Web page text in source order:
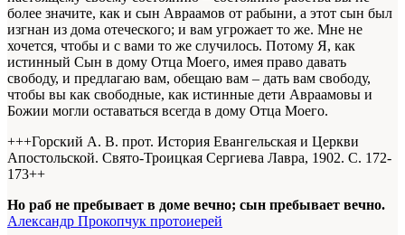
более значите, как и сын Авраамов от рабыни, а этот сын был
изгнан из дома отеческого; и вам угрожает то же. Мне не
хочется, чтобы и с вами то же случилось. Потому Я, как
истинный Сын в дому Отца Моего, имея право давать
свободу, и предлагаю вам, обещаю вам – дать вам свободу,
чтобы вы как свободные, как истинные дети Авраамовы и
Божии могли оставаться всегда в дому Отца Моего.
+++Горский А. В. прот. История Евангельская и Церкви
Апостольской. Свято-Троицкая Сергиева Лавра, 1902. С. 172-
173++
Но раб не пребывает в доме вечно; сын пребывает вечно.
Александр Прокопчук протоиерей